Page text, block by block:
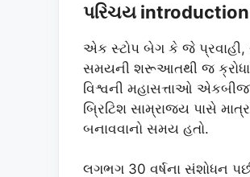
પરિચય
એક સ્ટોપ બેગ કે જે
સમયની શરૂઆતથી જ
વિશ્વની મહાસત્તાઓ
બ્રિટિશ સામ્રાજ્ય પાસે
બનાવવાનો સમય હતો.
લગભગ 30 વર્ષના સંશોધન